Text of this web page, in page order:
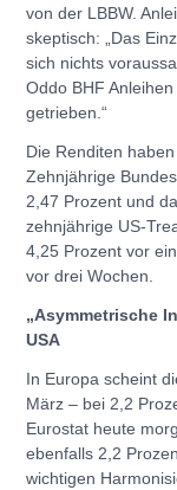
von der LBBW.
skeptisch: „Das
sich nichts
Oddo BHF
getrieben.“
Die Renditen
Zehnjährige
2,47 Prozent und
zehnjährige US-
4,25 Prozent vor
vor drei Wochen.
„Asymmetrische
USA
In Europa scheint
März – bei 2,2
Eurostat heute
ebenfalls 2,2
wichtigen